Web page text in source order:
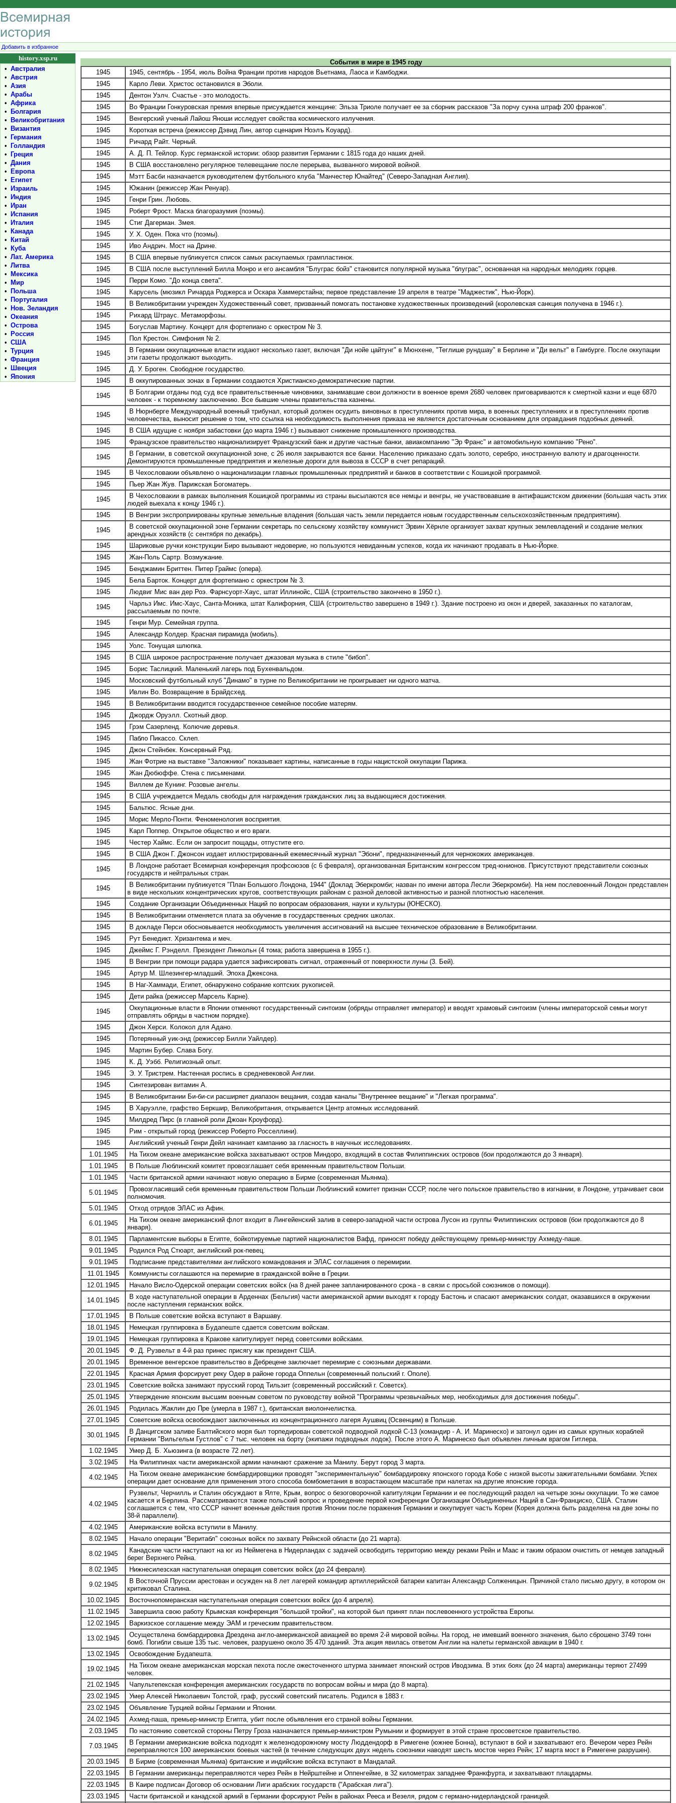
Добавить в избранное
history.xsp.ru
• Австралия
• Австрия
• Азия
• Арабы
• Африка
•
Болгария
•
Великобритания
•
Византия
•
Германия
•
Голландия
•
Греция
• Дания
•
Европа
•
Египет
•
Израиль
•
Индия
•
Иран
•
Испания
•
Италия
•
Канада
•
Китай
•
Куба
• Лат. Америка
• Литва
•
Мексика
•
Мир
•
Польша
•
Португалия
•
Нов. Зеландия
• Океания
• Острова
•
Россия
• США
• Турция
• Франция
•
Швеция
• Япония
События в мире в 1945 году
1945
1945, сентябрь - 1954, июль Война Франции против народов Вьетнама, Лаоса и Камбоджи.
1945
Карло Леви. Христос остановился в Эболи.
1945
Дентон Уэлч. Счастье - это молодость.
1945
Во Франции Гонкуровская премия впервые присуждается женщине: Эльза Триоле получает ее за сборник рассказов "За порчу сукна штраф 200 франков".
1945
Венгерский ученый Лайош Яноши исследует свойства космического излучения.
1945
Короткая встреча (режиссер Дэвид Лин, автор сценария Ноэлъ Коуард).
1945
Ричард Райт. Черный.
1945
А. Д. П. Тейлор. Курс германской истории: обзор развития Германии с 1815 года до наших дней.
1945
В США восстановлено регулярное телевещание после перерыва, вызванного мировой войной.
1945
Мэтт Басби назначается руководителем футбольного клуба "Манчестер Юнайтед" (Северо-Западная Англия).
1945
Южанин (режиссер Жан Ренуар).
1945
Генри Грин. Любовь.
1945
Роберт Фрост. Маска благоразумия (поэмы).
1945
Стиг Дагерман. Змея.
1945
У. X. Оден. Пока что (поэмы).
1945
Иво Андрич. Мост на Дрине.
1945
В США впервые публикуется список самых раскупаемых грампластинок.
1945
В США после выступлений Билла Монро и его ансамбля "Блуграс бойз" становится популярной музыка "блуграс", основанная на народных мелодиях горцев.
1945
Перри Комо. "До конца света".
1945
Карусель (мюзикл Ричарда Роджерса и Оскара Хаммерстайна; первое представление 19 апреля в театре "Маджестик", Нью-Йорк).
1945
В Великобритании учрежден Художественный совет, призванный помогать постановке художественных произведений (королевская санкция получена в 1946 г.).
1945
Рихард Штраус. Метаморфозы.
1945
Богуслав Мартину. Концерт для фортепиано с оркестром № 3.
1945
Пол Крестон. Симфония № 2.
1945
В Германии оккупационные власти издают несколько газет, включая "Ди нойе цайтунг" в Мюнхене, "Теглише рундшау" в Берлине и "Ди вельт" в Гамбурге. После оккупации
эти газеты продолжают выходить.
1945
Д. У. Броген. Свободное государство.
1945
В оккупированных зонах в Германии создаются Христианско-демократические партии.
1945
В Болгарии отданы под суд все правительственные чиновники, занимавшие свои должности в военное время 2680 человек приговариваются к смертной казни и еще 6870
человек - к тюремному заключению. Все бывшие члены правительства казнены.
1945
В Нюрнберге Международный военный трибунал, который должен осудить виновных в преступлениях против мира, в военных преступлениях и в преступлениях против
человечества, выносит решение о том, что ссылка на необходимость выполнения приказа не является достаточным основанием для оправдания подобных деяний.
1945
В США идущие с ноября забастовки (до марта 1946 г.) вызывают снижение промышленного производства.
1945
Французское правительство национализирует Французский банк и другие частные банки, авиакомпанию "Эр Франс" и автомобильную компанию "Рено".
1945
В Германии, в советской оккупационной зоне, с 26 июля закрываются все банки. Населению приказано сдать золото, серебро, иностранную валюту и драгоценности.
Демонтируются промышленные предприятия и железные дороги для вывоза в СССР в счет репараций.
1945
В Чехословакии объявлено о национализации главных промышленных предприятий и банков в соответствии с Кошицкой программой.
1945
Пьер Жан Жув. Парижская Богоматерь.
1945
В Чехословакии в рамках выполнения Кошицкой программы из страны высылаются все немцы и венгры, не участвовавшие в антифашистском движении (большая часть этих
людей выехала к концу 1946 г.).
1945
В Венгрии экспроприированы крупные земельные владения (большая часть земли передается новым государственным сельскохозяйственным предприятиям).
1945
В советской оккупационной зоне Германии секретарь по сельскому хозяйству коммунист Эрвин Хёрнле организует захват крупных землевладений и создание мелких
арендных хозяйств (с сентября по декабрь).
1945
Шариковые ручки конструкции Биро вызывают недоверие, но пользуются невиданным успехов, когда их начинают продавать в Нью-Йорке.
1945
Жан-Поль Сартр. Возмужание.
1945
Бенджамин Бриттен. Питер Граймс (опера).
1945
Бела Барток. Концерт для фортепиано с оркестром № 3.
1945
Людвиг Мис ван дер Роэ. Фарнсуорт-Хаус, штат Иллинойс, США (строительство закончено в 1950 г.).
1945
Чарльз Имс. Имс-Хаус, Санта-Моника, штат Калифорния, США (строительство завершено в 1949 г.). Здание построено из окон и дверей, заказанных по каталогам,
рассылаемым по почте.
1945
Генри Мур. Семейная группа.
1945
Александр Колдер. Красная пирамида (мобиль).
1945
Уолс. Тонущая шлюпка.
1945
В США широкое распространение получает джазовая музыка в стиле "бибоп".
1945
Борис Таслицкий. Маленький лагерь под Бухенвальдом.
1945
Московский футбольный клуб "Динамо" в турне по Великобритании не проигрывает ни одного матча.
1945
Ивлин Во. Возвращение в Брайдсхед.
1945
В Великобритании вводится государственное семейное пособие матерям.
1945
Джордж Оруэлл. Скотный двор.
1945
Грэм Сазерленд. Колючие деревья.
1945
Пабло Пикассо. Склеп.
1945
Джон Стейнбек. Консервный Ряд.
1945
Жан Фотрие на выставке "Заложники" показывает картины, написанные в годы нацистской оккупации Парижа.
1945
Жан Дюбюффе. Стена с письменами.
1945
Виллем де Кунинг. Розовые ангелы.
1945
В США учреждается Медаль свободы для награждения гражданских лиц за выдающиеся достижения.
1945
Бальтюс. Ясные дни.
1945
Морис Мерло-Понти. Феноменология восприятия.
1945
Карл Поппер. Открытое общество и его враги.
1945
Честер Хаймс. Если он запросит пощады, отпустите его.
1945
В США Джон Г. Джонсон издает иллюстрированный ежемесячный журнал "Эбони", предназначенный для чернокожих американцев.
1945
В Лондоне работает Всемирная конференция профсоюзов (с 6 февраля), организованная Британским конгрессом тред-юнионов. Присутствуют представители союзных
государств и нейтральных стран.
1945
В Великобритании публикуется "План Большого Лондона, 1944" (Доклад Эберкромби; назван по имени автора Лесли Эберкромби). На нем послевоенный Лондон представлен
в виде нескольких концентрических кругов, соответствующих районам с разной деловой активностью и разной плотностью населения.
1945
Создание Организации Объединенных Наций по вопросам образования, науки и культуры (ЮНЕСКО).
1945
В Великобритании отменяется плата за обучение в государственных средних школах.
1945
В докладе Перси обосновывается необходимость увеличения ассигнований на высшее техническое образование в Великобритании.
1945
Рут Бенедикт. Хризантема и меч.
1945
Джеймс Г. Рэнделл. Президент Линкольн (4 тома; работа завершена в 1955 г.).
1945
В Венгрии при помощи радара удается зафиксировать сигнал, отраженный от поверхности луны (3. Бей).
1945
Артур М. Шлезингер-младший. Эпоха Джексона.
1945
В Наг-Хаммади, Египет, обнаружено собрание коптских рукописей.
1945
Дети райка (режиссер Марсель Карне).
1945
Оккупационные власти в Японии отменяют государственный синтоизм (обряды отправляет император) и вводят храмовый синтоизм (члены императорской семьи могут
отправлять обряды в частном порядке).
1945
Джон Херси. Колокол для Адано.
1945
Потерянный уик-энд (режиссер Билли Уайлдер).
1945
Мартин Бубер. Слава Богу.
1945
К. Д. Уэбб. Религиозный опыт.
1945
Э. У. Тристрем. Настенная роспись в средневековой Англии.
1945
Синтезирован витамин А.
1945
В Великобритании Би-би-си расширяет диапазон вещания, создав каналы "Внутреннее вещание" и "Легкая программа".
1945
В Харуэлле, графство Беркшир, Великобритания, открывается Центр атомных исследований.
1945
Милдред Пирс (в главной роли Джоан Кроуфорд).
1945
Рим - открытый город (режиссер Роберто Росселлини).
1945
Английский ученый Генри Дейл начинает кампанию за гласность в научных исследованиях.
1.01.1945
На Тихом океане американские войска захватывают остров Миндоро, входящий в состав Филиппинских островов (бои продолжаются до 3 января).
1.01.1945
В Польше Люблинский комитет провозглашает себя временным правительством Польши.
1.01.1945
Части британской армии начинают новую операцию в Бирме (современная Мьянма).
5.01.1945
Провозгласивший себя временным правительством Польши Люблинский комитет признан СССР, после чего польское правительство в изгнании, в Лондоне, утрачивает свои
полномочия.
5.01.1945
Отход отрядов ЭЛАС из Афин.
6.01.1945
На Тихом океане американский флот входит в Лингейенский залив в северо-западной части острова Лусон из группы Филиппинских островов (бои продолжаются до 8
января).
8.01.1945
Парламентские выборы в Египте, бойкотируемые партией националистов Вафд, приносят победу действующему премьер-министру Ахмеду-паше.
9.01.1945
Родился Род Стюарт, английский рок-певец.
9.01.1945
Подписание представителями английского командования и ЭЛАС соглашения о перемирии.
11.01.1945
Коммунисты соглашаются на перемирие в гражданской войне в Греции.
12.01.1945
Начало Висло-Одерской операции советских войск (на 8 дней ранее запланированного срока - в связи с просьбой союзников о помощи).
14.01.1945
В ходе наступательной операции в Арденнах (Бельгия) части американской армии выходят к городу Бастонь и спасают американских солдат, оказавшихся в окружении
после наступления германских войск.
17.01.1945
В Польше советские войска вступают в Варшаву.
18.01.1945
Немецкая группировка в Будапеште сдается советским войскам.
19.01.1945
Немецкая группировка в Кракове капитулирует перед советскими войсками.
20.01.1945
Ф. Д. Рузвельт в 4-й раз принес присягу как президент США.
20.01.1945
Временное венгерское правительство в Дебрецене заключает перемирие с союзными державами.
22.01.1945
Красная Армия форсирует реку Одер в районе города Оппельн (современный польский г. Ополе).
23.01.1945
Советские войска занимают прусский город Тильзит (современный российский г. Советск).
25.01.1945
Утверждение японским высшим военным советом по руководству войной "Программы чрезвычайных мер, необходимых для достижения победы".
26.01.1945
Родилась Жаклин дю Пре (умерла в 1987 г.), британская виолончелистка.
27.01.1945
Советские войска освобождают заключенных из концентрационного лагеря Аушвиц (Освенцим) в Польше.
30.01.1945
В Данцигском заливе Балтийского моря был торпедирован советской подводной лодкой С-13 (командир - А. И. Маринеско) и затонул один из самых крупных кораблей
Германии "Вильгельм Густлов" с 7 тыс. человек на борту (экипажи подводных лодок). После этого А. Маринеско был объявлен личным врагом Гитлера.
1.02.1945
Умер Д. Б. Хьюзинга (в возрасте 72 лет).
3.02.1945
На Филиппинах части американской армии начинают сражение за Манилу. Берут город 3 марта.
4.02.1945
На Тихом океане американские бомбардировщики проводят "экспериментальную" бомбардировку японского города Кобе с низкой высоты зажигательными бомбами. Успех
операции дает основание для применения этого способа бомбометания в возрастающем масштабе при налетах на другие японские города.
4.02.1945
Рузвельт, Черчилль и Сталин обсуждают в Ялте, Крым, вопрос о безоговорочной капитуляции Германии и ее последующий раздел на четыре зоны оккупации. То же самое
касается и Берлина. Рассматриваются также польский вопрос и проведение первой конференции Организации Объединенных Наций в Сан-Франциско, США. Сталин
соглашается с тем, что СССР начнет военные действия против Японии после поражения Германии и оккупирует часть Кореи (Корея должна быть разделена на две зоны по
38-й параллели).
4.02.1945
Американские войска вступили в Манилу.
8.02.1945
Начало операции "Веритабл" союзных войск по захвату Рейнской области (до 21 марта).
8.02.1945
Канадские части наступают на юг из Неймегена в Нидерландах с задачей освободить территорию между реками Рейн и Маас и таким образом очистить от немцев западный
берег Верхнего Рейна.
8.02.1945
Нижнесилезская наступательная операция советских войск (до 24 февраля).
9.02.1945
В Восточной Пруссии арестован и осужден на 8 лет лагерей командир артиллерийской батареи капитан Александр Солженицын. Причиной стало письмо другу, в котором он
критиковал Сталина.
10.02.1945
Восточнопомеранская наступательная операция советских войск (до 4 апреля).
11.02.1945
Завершила свою работу Крымская конференция "большой тройки", на которой был принят план послевоенного устройства Европы.
12.02.1945
Варкизское соглашение между ЭАМ и греческим правительством.
13.02.1945
Осуществлена бомбардировка Дрездена англо-американской авиацией во время 2-й мировой войны. На город, не имевший военного значения, было сброшено 3749 тонн
бомб. Погибли свыше 135 тыс. человек, разрушено около 35 470 зданий. Эта акция явилась ответом Англии на налеты германской авиации в 1940 г.
13.02.1945
Освобождение Будапешта.
19.02.1945
На Тихом океане американская морская пехота после ожесточенного штурма занимает японский остров Иводзима. В этих боях (до 24 марта) американцы теряют 27499
человек.
21.02.1945
Чапультепекская конференция американских государств по вопросам войны и мира (до 8 марта).
23.02.1945
Умер Алексей Николаевич Толстой, граф, русский советский писатель. Родился в 1883 г.
23.02.1945
Объявление Турцией войны Германии и Японии.
24.02.1945
Ахмед-паша, премьер-министр Египта, убит после объявления его страной войны Германии.
2.03.1945
По настоянию советской стороны Петру Гроза назначается премьер-министром Румынии и формирует в этой стране просоветское правительство.
7.03.1945
В Германии американские войска подходят к железнодорожному мосту Люддендорф в Римегене (южнее Бонна), вступают в бой и захватывают его. Вечером через Рейн
переправляются 100 американских боевых частей (в течение следующих двух недель союзники наводят шесть мостов через Рейн; 17 марта мост в Римегене разрушен).
20.03.1945
В Бирме (современная Мьянма) британские и индийские войска вступают в Мандалай.
22.03.1945
В Германии американцы переправляются через Рейн в Нейрштейне и Оппенгейме, в 32 километрах западнее Франкфурта, и захватывают плацдармы.
22.03.1945
В Каире подписан Договор об основании Лиги арабских государств ("Арабская лига").
23.03.1945
Части британской и канадской армий в Германии форсируют Рейн в районах Рееса и Везеля, рядом с германо-нидерландской границей.